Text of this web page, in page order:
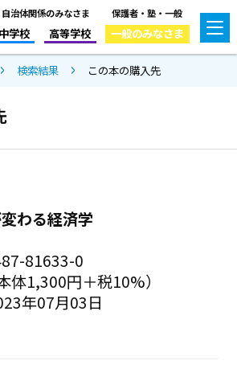
治体関係のみなさま
中学校 高等学校
保護者・塾・一般
一般のみなさま
検索結果 この本の購入先
わる経済学
81633-0
体1,300円＋税10%）
年07月03日